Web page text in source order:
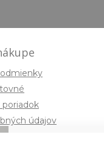
poriadok
údajov